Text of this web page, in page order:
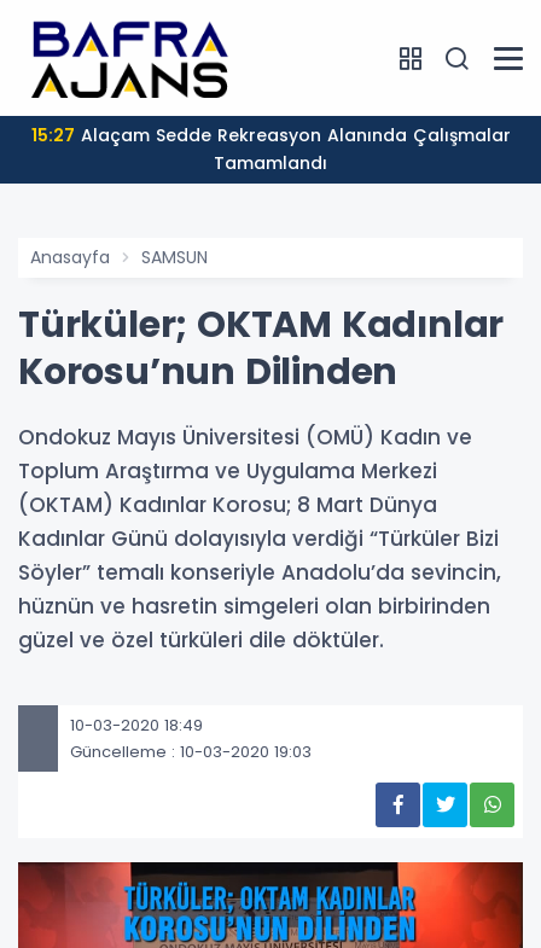
15:27
Tamamlandı
Anasayfa SAMSUN
Türküler; OKTAM Kadınlar
Korosu’nun Dilinden
Ondokuz Mayıs Üniversitesi (OMÜ) Kadın ve
Toplum Araştırma ve Uygulama Merkezi
(OKTAM) Kadınlar Korosu; 8 Mart Dünya
Kadınlar Günü dolayısıyla verdiği “Türküler Bizi
Söyler” temalı konseriyle Anadolu’da sevincin,
hüznün ve hasretin simgeleri olan birbirinden
güzel ve özel türküleri dile döktüler.
10-03-2020 18:49
Güncelleme : 10-03-2020 19:03